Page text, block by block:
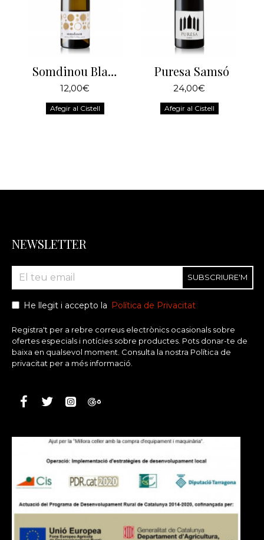
Somdinou Blanc Criança
12,00€
Afegir al Cistell
Puresa Samsó
24,00€
Afegir al Cistell
NEWSLETTER
SUBSCRIURE'M
He llegit i accepto la Política de Privacitat
Registra't per a rebre correus electrònics ocasionals sobre
ofertes especials i notícies sobre productes. Pots donar-te de
baixa en qualsevol moment. Consulta la nostra Política de
privacitat per a més informació.